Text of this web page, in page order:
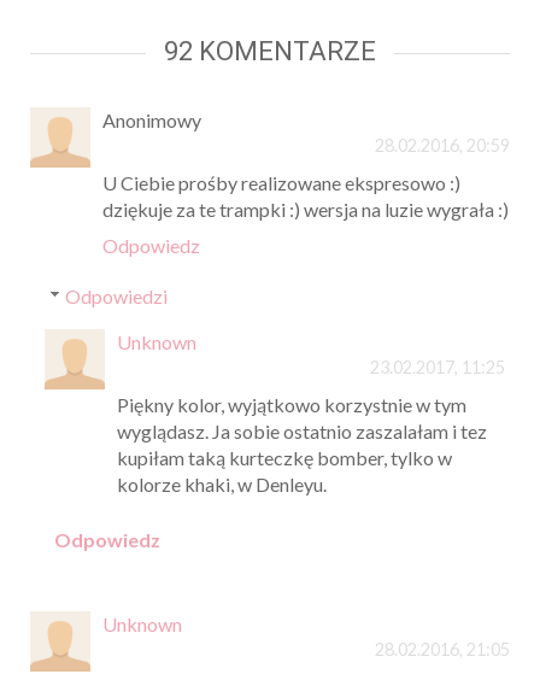
92 KOMENTARZE
Anonimowy
28.02.2016, 20:59
U Ciebie prośby realizowane ekspresowo :)
dziękuje za te trampki :) wersja na luzie wygrała :)
Odpowiedz
Odpowiedzi
Unknown
23.02.2017, 11:25
Piękny kolor, wyjątkowo korzystnie w tym
wyglądasz. Ja sobie ostatnio zaszalałam i tez
kupiłam taką kurteczkę bomber, tylko w
kolorze khaki, w Denleyu.
Odpowiedz
Unknown
28.02.2016, 21:05